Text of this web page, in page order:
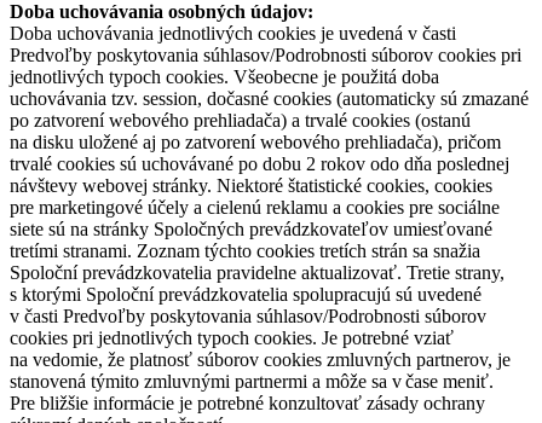
Doba uchovávania osobných údajov:
Doba uchovávania jednotlivých cookies je uvedená v časti
Predvoľby poskytovania súhlasov/Podrobnosti súborov cookies pri
jednotlivých typoch cookies. Všeobecne je použitá doba
uchovávania tzv. session, dočasné cookies (automaticky sú zmazané
po zatvorení webového prehliadača) a trvalé cookies (ostanú
na disku uložené aj po zatvorení webového prehliadača), pričom
trvalé cookies sú uchovávané po dobu 2 rokov odo dňa poslednej
návštevy webovej stránky. Niektoré štatistické cookies, cookies
pre marketingové účely a cielenú reklamu a cookies pre sociálne
siete sú na stránky Spoločných prevádzkovateľov umiesťované
tretími stranami. Zoznam týchto cookies tretích strán sa snažia
Spoloční prevádzkovatelia pravidelne aktualizovať. Tretie strany,
s ktorými Spoloční prevádzkovatelia spolupracujú sú uvedené
v časti Predvoľby poskytovania súhlasov/Podrobnosti súborov
cookies pri jednotlivých typoch cookies. Je potrebné vziať
na vedomie, že platnosť súborov cookies zmluvných partnerov, je
stanovená týmito zmluvnými partnermi a môže sa v čase meniť.
Pre bližšie informácie je potrebné konzultovať zásady ochrany